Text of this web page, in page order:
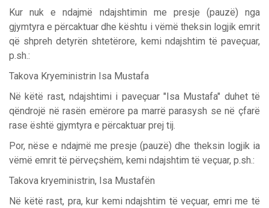
Kur nuk e ndajmë ndajshtimin me presje (pauzë) nga
gjymtyra e përcaktuar dhe kështu i vëmë theksin logjik emrit
që shpreh detyrën shtetërore, kemi ndajshtim të paveçuar,
p.sh.:
Takova Kryeministrin Isa Mustafa
Në këtë rast, ndajshtimi i paveçuar "Isa Mustafa" duhet të
qëndrojë në rasën emërore pa marrë parasysh se në çfarë
rase është gjymtyra e përcaktuar prej tij.
Por, nëse e ndajmë me presje (pauzë) dhe theksin logjik ia
vëmë emrit të përveçshëm, kemi ndajshtim të veçuar, p.sh.:
Takova kryeministrin, Isa Mustafën
Në këtë rast, pra, kur kemi ndajshtim të veçuar, emri me të